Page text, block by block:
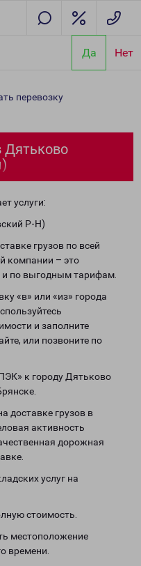
Да Нет
перевозку
Дятьково
услуги:
Р-Н)
грузов по всей
компании – это
по выгодным тарифам.
«в» или «из» города
и заполните
или позвоните по
к городу Дятьково
доставке грузов в
активность
дорожная
услуг на
стоимость.
местоположение
времени.